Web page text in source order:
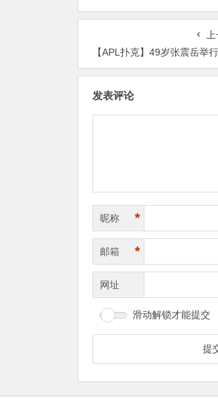
赛前的“双雄会”，这可能是世
【APL扑克】49岁张震岳举行婚
发表评论
昵称 *
邮箱 *
网址
滑动解锁才能提交